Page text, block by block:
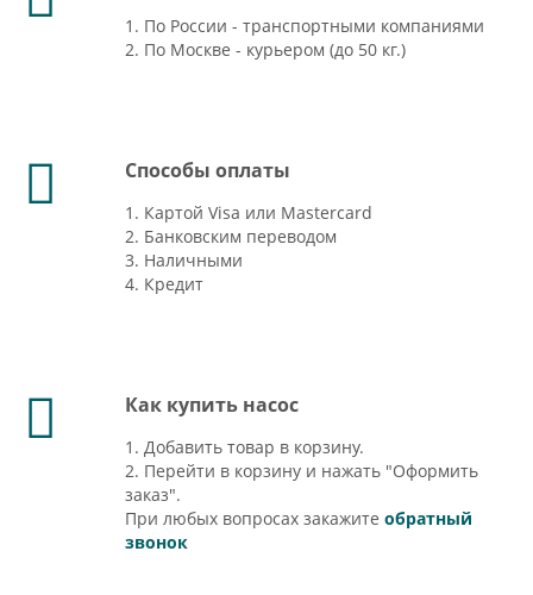
1. По России - транспортными компаниями
2. По Москве - курьером (до 50 кг.)
Способы оплаты
1. Картой Visa или Mastercard
2. Банковским переводом
3. Наличными
4. Кредит
Как купить насос
1. Добавить товар в корзину.
2. Перейти в корзину и нажать "Оформить
заказ".
При любых вопросах закажите обратный
звонок